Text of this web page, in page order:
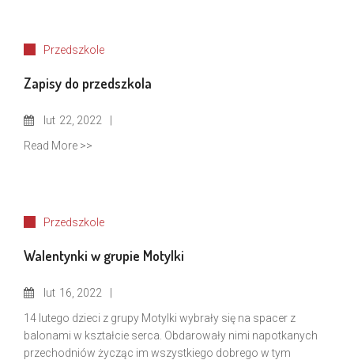
Przedszkole
Zapisy do przedszkola
lut 22, 2022
Read More >>
Przedszkole
Walentynki w grupie Motylki
lut 16, 2022
14 lutego dzieci z grupy Motylki wybrały się na spacer z
balonami w kształcie serca. Obdarowały nimi napotkanych
przechodniów życząc im wszystkiego dobrego w tym